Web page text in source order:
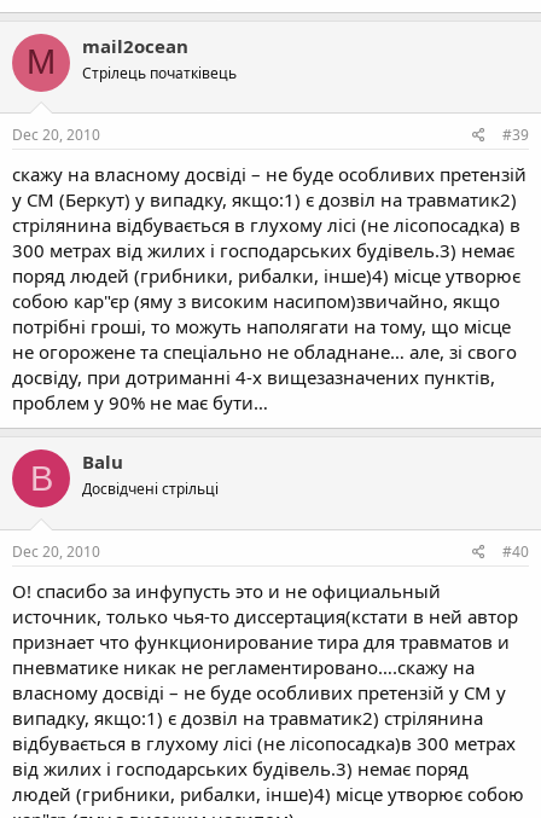
M mail2ocean
Стрілець початківець
Dec 20, 2010 #39
скажу на власному досвіді – не буде особливих претензій
у СМ (Беркут) у випадку, якщо:1) є дозвіл на травматик2)
стрілянина відбувається в глухому лісі (не лісопосадка) в
300 метрах від жилих і господарських будівель.3) немає
поряд людей (грибники, рибалки, інше)4) місце утворює
собою кар"єр (яму з високим насипом)звичайно, якщо
потрібні гроші, то можуть наполягати на тому, що місце
не огорожене та спеціально не обладнане… але, зі свого
досвіду, при дотриманні 4-х вищезазначених пунктів,
проблем у 90% не має бути…
B Balu
Досвідчені стрільці
Dec 20, 2010 #40
О! спасибо за инфупусть это и не официальный
источник, только чья-то диссертация(кстати в ней автор
признает что функционирование тира для травматов и
пневматике никак не регламентировано….скажу на
власному досвіді – не буде особливих претензій у СМ у
випадку, якщо:1) є дозвіл на травматик2) стрілянина
відбувається в глухому лісі (не лісопосадка)в 300 метрах
від жилих і господарських будівель.3) немає поряд
людей (грибники, рибалки, інше)4) місце утворює собою